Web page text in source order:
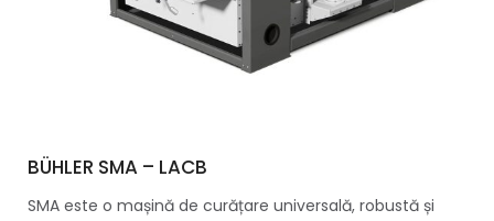
BÜHLER SMA – LACB
SMA este o mașină de curățare universală, robustă și